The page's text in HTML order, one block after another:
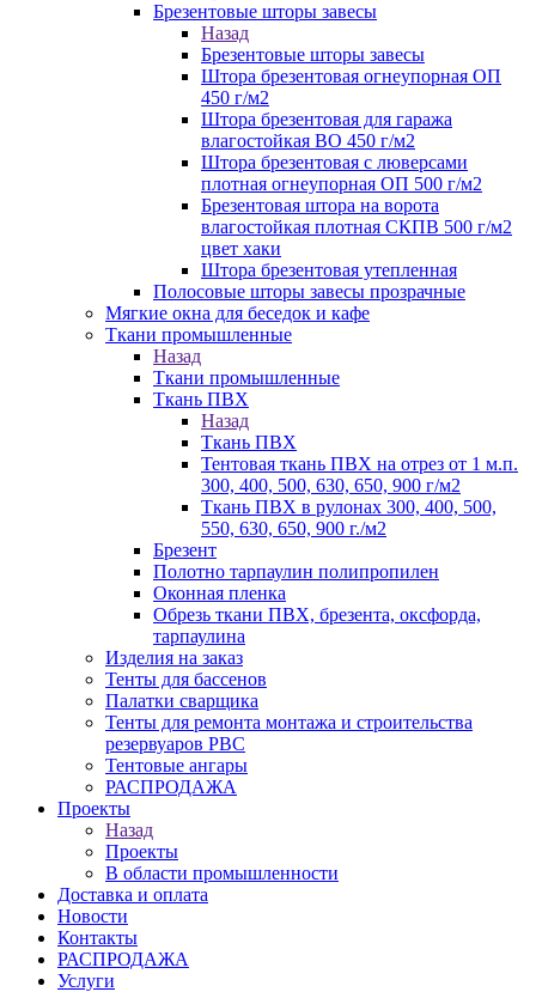
Брезентовые шторы завесы
Назад
Брезентовые шторы завесы
Штора брезентовая огнеупорная ОП
450 г/м2
Штора брезентовая для гаража
влагостойкая ВО 450 г/м2
Штора брезентовая с люверсами
плотная огнеупорная ОП 500 г/м2
Брезентовая штора на ворота
влагостойкая плотная СКПВ 500 г/м2
цвет хаки
Штора брезентовая утепленная
Полосовые шторы завесы прозрачные
Мягкие окна для беседок и кафе
Ткани промышленные
Назад
Ткани промышленные
Ткань ПВХ
Назад
Ткань ПВХ
Тентовая ткань ПВХ на отрез от 1 м.п.
300, 400, 500, 630, 650, 900 г/м2
Ткань ПВХ в рулонах 300, 400, 500,
550, 630, 650, 900 г./м2
Брезент
Полотно тарпаулин полипропилен
Оконная пленка
Обрезь ткани ПВХ, брезента, оксфорда,
тарпаулина
Изделия на заказ
Тенты для бассенов
Палатки сварщика
Тенты для ремонта монтажа и строительства
резервуаров РВС
Тентовые ангары
РАСПРОДАЖА
Проекты
Назад
Проекты
В области промышленности
Доставка и оплата
Новости
Контакты
РАСПРОДАЖА
Услуги